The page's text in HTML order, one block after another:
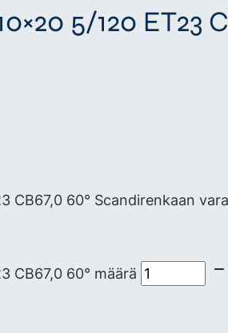
5/120 ET23
CB67,0 60° Scandirenkaan
CB67,0 60° määrä